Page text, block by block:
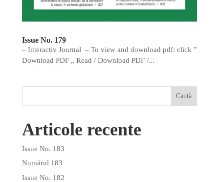
Issue No. 179
– Interactiv Journal – To view and download pdf: click ”
Download PDF „ Read / Download PDF /...
Articole recente
Issue No. 183
Numărul 183
Issue No. 182